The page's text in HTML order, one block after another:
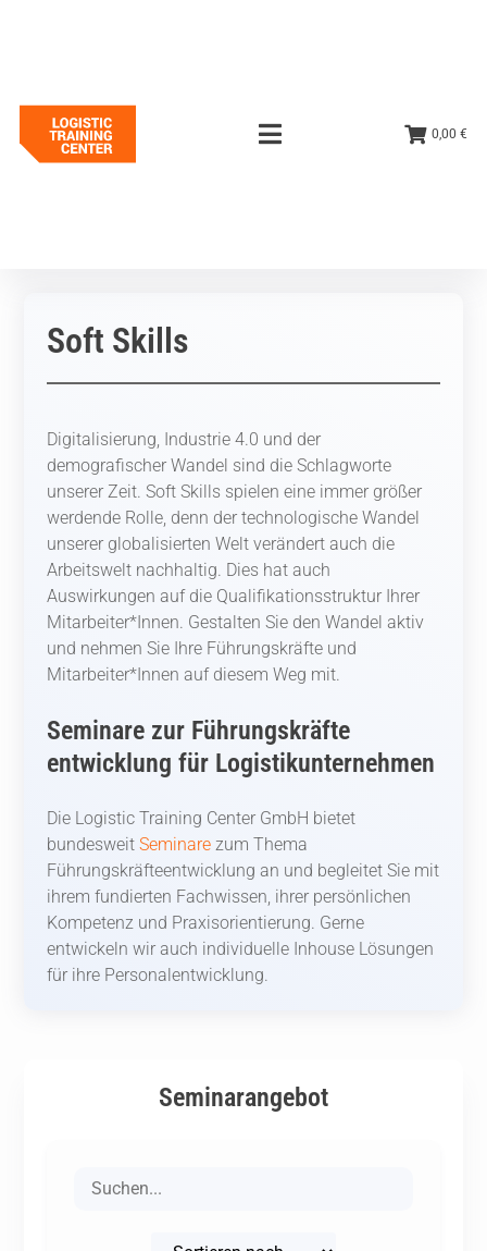
0,00 €
Soft Skills
Digitalisierung, Industrie 4.0 und der
demografischer Wandel sind die Schlagworte
unserer Zeit. Soft Skills spielen eine immer größer
werdende Rolle, denn der technologische Wandel
unserer globalisierten Welt verändert auch die
Arbeitswelt nachhaltig. Dies hat auch
Auswirkungen auf die Qualifikationsstruktur Ihrer
Mitarbeiter*Innen. Gestalten Sie den Wandel aktiv
und nehmen Sie Ihre Führungskräfte und
Mitarbeiter*Innen auf diesem Weg mit.
Seminare zur Führungskräfte
entwicklung für Logistikunternehmen
Die Logistic Training Center GmbH bietet
bundesweit Seminare zum Thema
Führungskräfteentwicklung an und begleitet Sie mit
ihrem fundierten Fachwissen, ihrer persönlichen
Kompetenz und Praxisorientierung. Gerne
entwickeln wir auch individuelle Inhouse Lösungen
für ihre Personalentwicklung.
Seminarangebot